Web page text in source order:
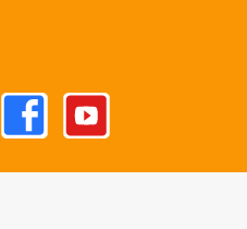
FacebookYoutube